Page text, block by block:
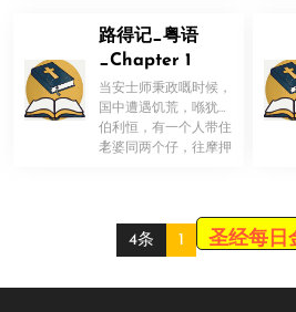
路得记_粤语
_Chapter 1
当安士师秉政嘅时候，
国中遭遇饥荒，喺犹大
伯利恒，有一个人带住
老婆同两个仔，往摩押
！
4条 1 圣经每日